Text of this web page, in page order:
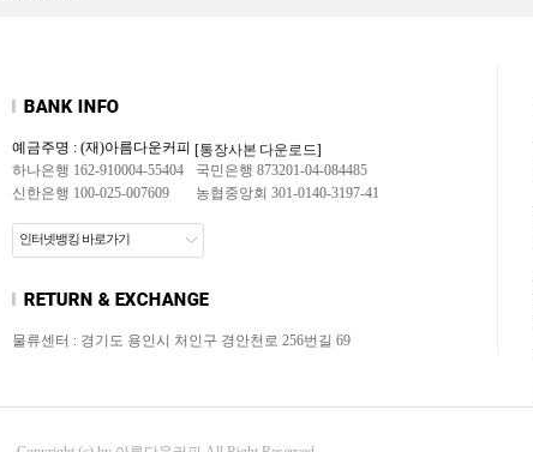
예금주명 : (재)아름다운커피 [통장사본 다운로드]
하나은행 162-910004-55404
국민은행 873201-04-084485
신한은행 100-025-007609
농협중앙회 301-0140-3197-41
인터넷뱅킹 바로가기
물류센터 : 경기도 용인시 처인구 경안천로 256번길 69